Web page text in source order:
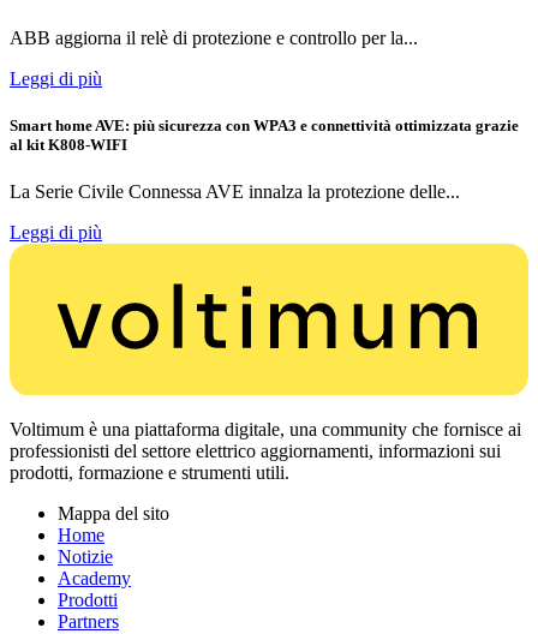
ABB aggiorna il relè di protezione e controllo per la...
Leggi di più
Smart home AVE: più sicurezza con WPA3 e connettività ottimizzata grazie
al kit K808-WIFI
La Serie Civile Connessa AVE innalza la protezione delle...
Leggi di più
Voltimum è una piattaforma digitale, una community che fornisce ai
professionisti del settore elettrico aggiornamenti, informazioni sui
prodotti, formazione e strumenti utili.
Mappa del sito
Home
Notizie
Academy
Prodotti
Partners